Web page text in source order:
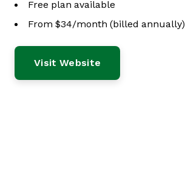
Free plan available
From $34/month (billed annually)
Visit Website